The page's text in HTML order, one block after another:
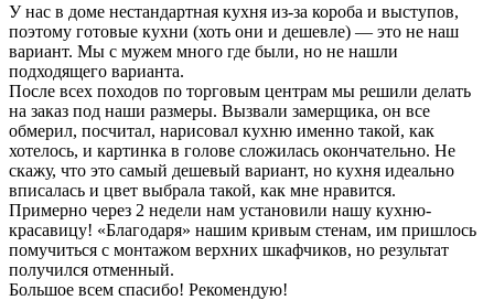
У нас в доме нестандартная кухня из-за короба и выступов,
поэтому готовые кухни (хоть они и дешевле) — это не наш
вариант. Мы с мужем много где были, но не нашли
подходящего варианта.
После всех походов по торговым центрам мы решили делать
на заказ под наши размеры. Вызвали замерщика, он все
обмерил, посчитал, нарисовал кухню именно такой, как
хотелось, и картинка в голове сложилась окончательно. Не
скажу, что это самый дешевый вариант, но кухня идеально
вписалась и цвет выбрала такой, как мне нравится.
Примерно через 2 недели нам установили нашу кухню-
красавицу! «Благодаря» нашим кривым стенам, им пришлось
помучиться с монтажом верхних шкафчиков, но результат
получился отменный.
Большое всем спасибо! Рекомендую!